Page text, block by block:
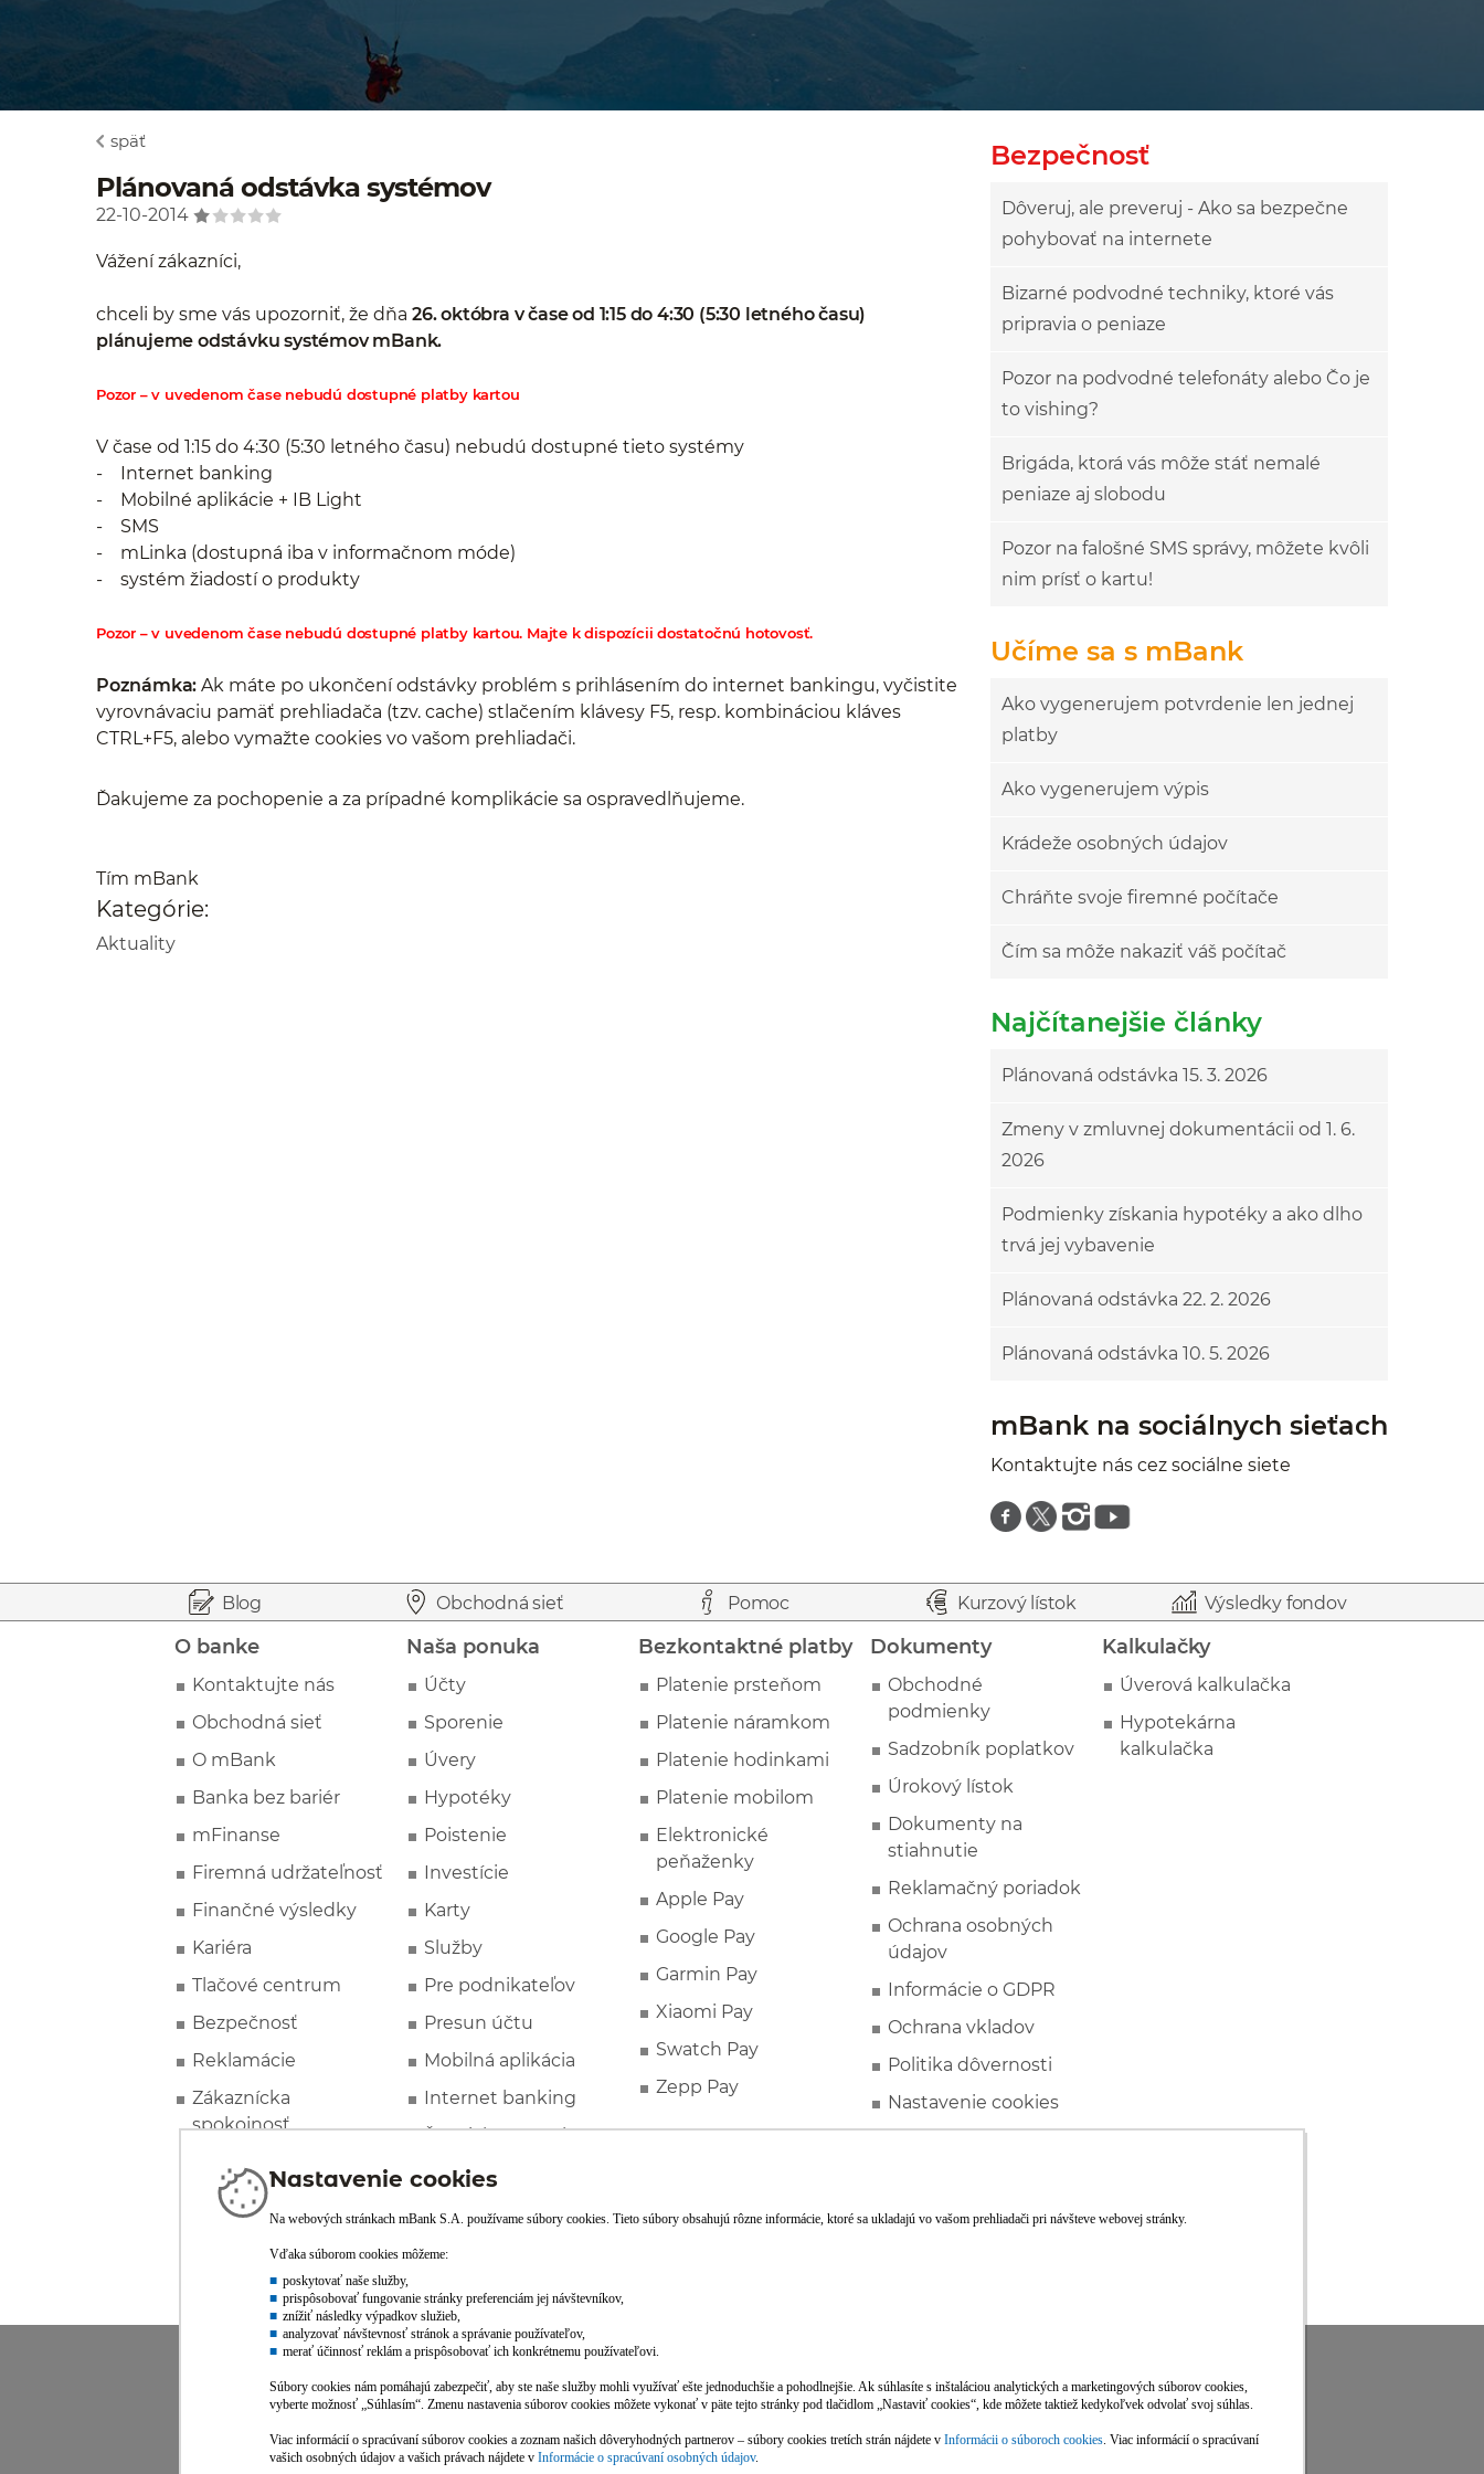
späť
Plánovaná odstávka systémov
22-10-2014
Vážení zákazníci,
chceli by sme vás upozorniť, že dňa 26. októbra v čase od 1:15 do 4:30 (5:30 letného času)
plánujeme odstávku systémov mBank.
Pozor – v uvedenom čase nebudú dostupné platby kartou
V čase od 1:15 do 4:30 (5:30 letného času) nebudú dostupné tieto systémy
- Internet banking
- Mobilné aplikácie + IB Light
- SMS
- mLinka (dostupná iba v informačnom móde)
- systém žiadostí o produkty
Pozor – v uvedenom čase nebudú dostupné platby kartou. Majte k dispozícii dostatočnú hotovosť.
Poznámka: Ak máte po ukončení odstávky problém s prihlásením do internet bankingu, vyčistite
vyrovnávaciu pamäť prehliadača (tzv. cache) stlačením klávesy F5, resp. kombináciou kláves
CTRL+F5, alebo vymažte cookies vo vašom prehliadači.
Ďakujeme za pochopenie a za prípadné komplikácie sa ospravedlňujeme.
Tím mBank
Kategórie:
Aktuality
Bezpečnosť
Dôveruj, ale preveruj - Ako sa bezpečne
pohybovať na internete
Bizarné podvodné techniky, ktoré vás
pripravia o peniaze
Pozor na podvodné telefonáty alebo Čo je
to vishing?
Brigáda, ktorá vás môže stáť nemalé
peniaze aj slobodu
Pozor na falošné SMS správy, môžete kvôli
nim prísť o kartu!
Učíme sa s mBank
Ako vygenerujem potvrdenie len jednej
platby
Ako vygenerujem výpis
Krádeže osobných údajov
Chráňte svoje firemné počítače
Čím sa môže nakaziť váš počítač
Najčítanejšie články
Plánovaná odstávka 15. 3. 2026
Zmeny v zmluvnej dokumentácii od 1. 6.
2026
Podmienky získania hypotéky a ako dlho
trvá jej vybavenie
Plánovaná odstávka 22. 2. 2026
Plánovaná odstávka 10. 5. 2026
mBank na sociálnych sieťach
Kontaktujte nás cez sociálne siete
Znajdź nas na facebooku
Znajdź nas na twitterze
Znajdź nas na instagramie
Znajdź nas na youtube
Blog Obchodná sieť Pomoc Kurzový lístok Výsledky fondov
O banke
Kontaktujte nás
Obchodná sieť
O mBank
Banka bez bariér
mFinanse
Firemná udržateľnosť
Finančné výsledky
Kariéra
Tlačové centrum
Bezpečnosť
Reklamácie
Zákaznícka
spokojnosť
Naša ponuka
Účty
Sporenie
Úvery
Hypotéky
Poistenie
Investície
Karty
Služby
Pre podnikateľov
Presun účtu
Mobilná aplikácia
Internet banking
Špeciálne ponuky
Bezkontaktné platby
Platenie prsteňom
Platenie náramkom
Platenie hodinkami
Platenie mobilom
Elektronické
peňaženky
Apple Pay
Google Pay
Garmin Pay
Xiaomi Pay
Swatch Pay
Zepp Pay
Dokumenty
Obchodné
podmienky
Sadzobník poplatkov
Úrokový lístok
Dokumenty na
stiahnutie
Reklamačný poriadok
Ochrana osobných
údajov
Informácie o GDPR
Ochrana vkladov
Politika dôvernosti
Nastavenie cookies
Kalkulačky
Úverová kalkulačka
Hypotekárna
kalkulačka
Viac informácií